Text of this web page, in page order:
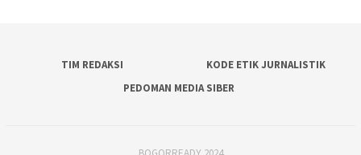
TIM REDAKSI
KODE ETIK JURNALISTIK
PEDOMAN MEDIA SIBER